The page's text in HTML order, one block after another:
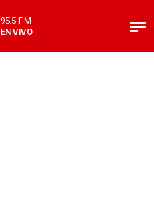
95.5 FM
EN VIVO